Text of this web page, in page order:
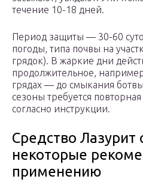
течение 10-18 дней.
Период защиты — 30-60
погоды, типа почвы на
грядок). В жаркие дни
продолжительное,
грядах — до смыкания
сезоны требуется
согласно инструкции.
Средство Лазурит
некоторые
применению